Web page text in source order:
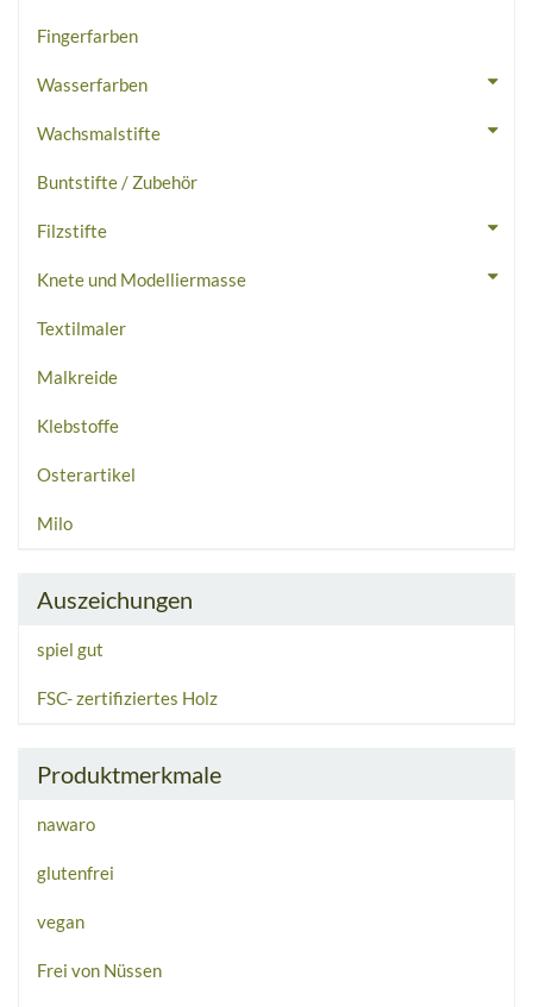
Fingerfarben
Wasserfarben
Wachsmalstifte
Buntstifte / Zubehör
Filzstifte
Knete und Modelliermasse
Textilmaler
Malkreide
Klebstoffe
Osterartikel
Milo
Auszeichungen
spiel gut
FSC- zertifiziertes Holz
Produktmerkmale
nawaro
glutenfrei
vegan
Frei von Nüssen